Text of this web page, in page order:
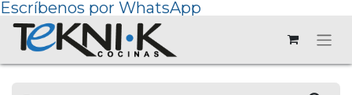
Escríbenos por WhatsApp